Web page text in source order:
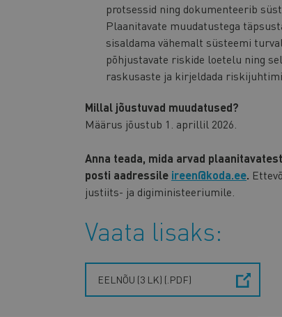
protsessid ning dokumenteerib
Plaanitavate muudatustega
sisaldama vähemalt süsteemi
põhjustavate riskide loetelu ning
raskusaste ja kirjeldada
Millal jõustuvad muudatused?
Määrus jõustub 1. aprillil 2026.
Anna teada, mida arvad
posti aadressile ireen@koda.ee.
justiits- ja digiministeeriumile.
Vaata lisaks:
EELNÕU (3 LK) (.PDF)